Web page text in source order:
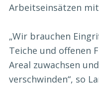
Arbeitseinsätzen
„Wir brauchen
Teiche und offenen
Areal zuwachsen
verschwinden“, so